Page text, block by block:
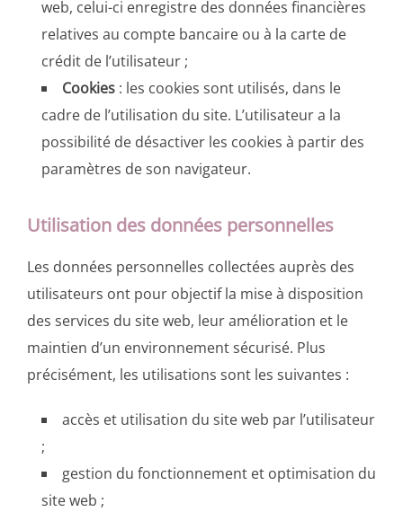
web, celui-ci enregistre des données financières
relatives au compte bancaire ou à la carte de
crédit de l’utilisateur ;
Cookies : les cookies sont utilisés, dans le
cadre de l’utilisation du site. L’utilisateur a la
possibilité de désactiver les cookies à partir des
paramètres de son navigateur.
Utilisation des données personnelles
Les données personnelles collectées auprès des
utilisateurs ont pour objectif la mise à disposition
des services du site web, leur amélioration et le
maintien d’un environnement sécurisé. Plus
précisément, les utilisations sont les suivantes :
accès et utilisation du site web par l’utilisateur
;
gestion du fonctionnement et optimisation du
site web ;